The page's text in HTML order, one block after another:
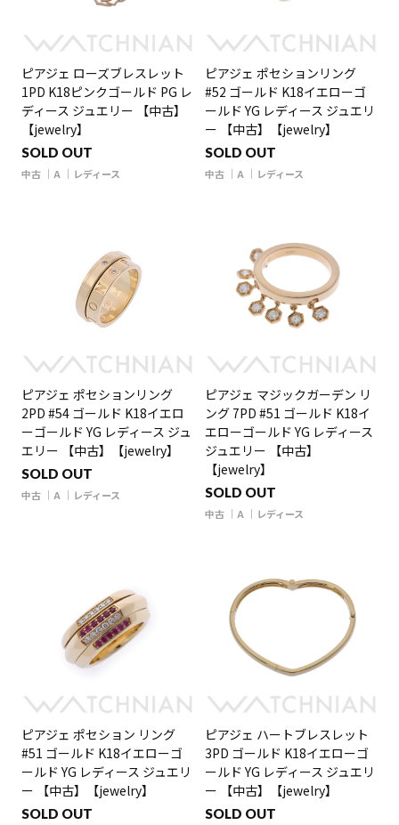
ピアジェ ローズブレスレット
1PD K18ピンクゴールド PG レ
ディース ジュエリー 【中古】
【jewelry】
SOLD OUT
中古 A レディース
ピアジェ ポセションリング
#52 ゴールド K18イエローゴ
ールド YG レディース ジュエリ
ー 【中古】【jewelry】
SOLD OUT
中古 A レディース
ピアジェ ポセションリング
2PD #54 ゴールド K18イエロ
ーゴールド YG レディース ジュ
エリー 【中古】【jewelry】
SOLD OUT
中古 A レディース
ピアジェ マジックガーデン リ
ング 7PD #51 ゴールド K18イ
エローゴールド YG レディース
ジュエリー 【中古】
【jewelry】
SOLD OUT
中古 A レディース
ピアジェ ポセション リング
#51 ゴールド K18イエローゴ
ールド YG レディース ジュエリ
ー 【中古】【jewelry】
SOLD OUT
ピアジェ ハートブレスレット
3PD ゴールド K18イエローゴ
ールド YG レディース ジュエリ
ー 【中古】【jewelry】
SOLD OUT